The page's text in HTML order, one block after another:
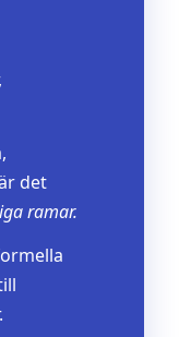
det
ramar.